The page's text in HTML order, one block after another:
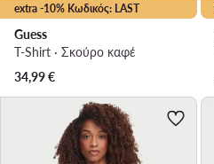
extra -10% Κωδικός: LAST
Guess
T-Shirt · Σκούρο καφέ
34,99€